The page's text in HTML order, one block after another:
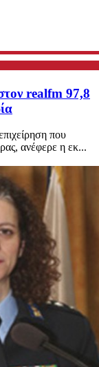
realfm 97,8
που
ανέφερε η εκ...